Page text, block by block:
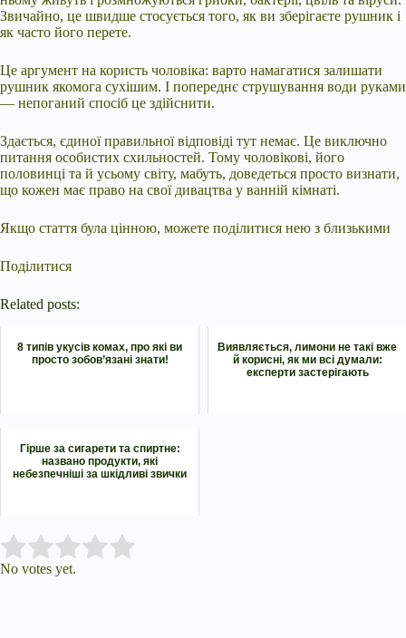
Звичайно, це швидше стосується того, як ви зберігаєте рушник і
як часто його перете.
Це аргумент на користь чоловіка: варто намагатися залишати
рушник якомога сухішим. І попереднє струшування води руками
— непоганий спосіб це здійснити.
Здається, єдиної правильної відповіді тут немає. Це виключно
питання особистих схильностей. Тому чоловікові, його
половинці та й усьому світу, мабуть, доведеться просто визнати,
що кожен має право на свої дивацтва у ванній кімнаті.
Якщо стаття була цінною, можете поділитися нею з близькими
Поділитися
Related posts:
8 типів укусів комах, про які ви
просто зобов’язані знати!
Виявляється, лимони не такі вже
й корисні, як ми всі думали:
експерти застерігають
Гірше за сигарети та спиртне:
названо продукти, які
небезпечніші за шкідливі звички
Rate this item:
No votes yet.